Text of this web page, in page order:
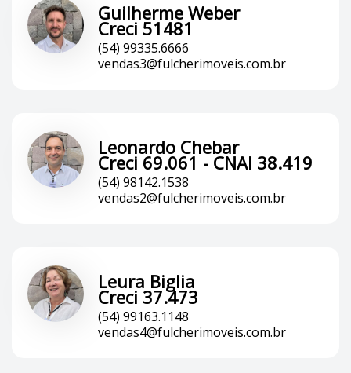
Guilherme Weber
Creci 51481
(54) 99335.6666
vendas3@fulcherimoveis.com.br
Leonardo Chebar
Creci 69.061 - CNAI 38.419
(54) 98142.1538
vendas2@fulcherimoveis.com.br
Leura Biglia
Creci 37.473
(54) 99163.1148
vendas4@fulcherimoveis.com.br